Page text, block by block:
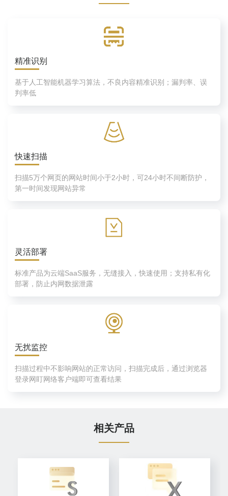
精准识别
基于人工智能机器学习算法，不良内容精准识别；漏判率、误
判率低
快速扫描
扫描5万个网页的网站时间小于2小时，可24小时不间断防护，
第一时间发现网站异常
灵活部署
标准产品为云端SaaS服务，无缝接入，快速使用；支持私有化
部署，防止内网数据泄露
无扰监控
扫描过程中不影响网站的正常访问，扫描完成后，通过浏览器
登录网盯网络客户端即可查看结果
相关产品